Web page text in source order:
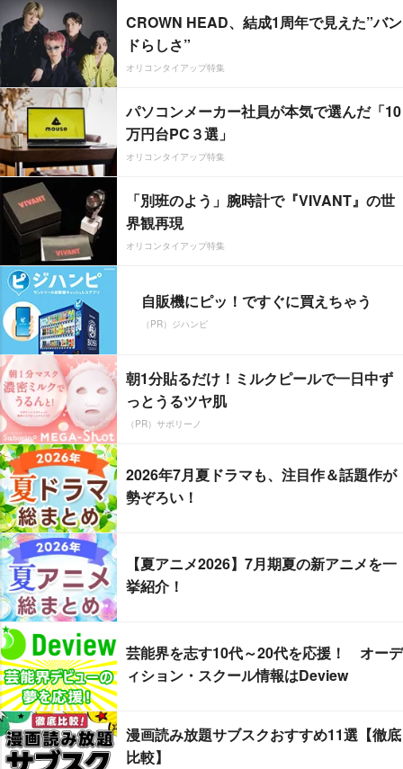
CROWN HEAD、結成1周年で見えた”バン
ドらしさ”
オリコンタイアップ特集
パソコンメーカー社員が本気で選んだ「10
万円台PC３選」
オリコンタイアップ特集
「別班のよう」腕時計で『VIVANT』の世
界観再現
オリコンタイアップ特集
自販機にピッ！ですぐに買えちゃう
（PR）ジハンピ
朝1分貼るだけ！ミルクピールで一日中ず
っとうるツヤ肌
（PR）サボリーノ
2026年7月夏ドラマも、注目作＆話題作が
勢ぞろい！
【夏アニメ2026】7月期夏の新アニメを一
挙紹介！
芸能界を志す10代～20代を応援！ オーデ
ィション・スクール情報はDeview
漫画読み放題サブスクおすすめ11選【徹底
比較】